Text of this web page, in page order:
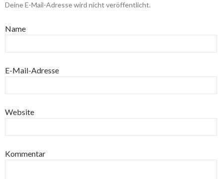
Deine E-Mail-Adresse wird nicht veröffentlicht.
Name
E-Mail-Adresse
Website
Kommentar